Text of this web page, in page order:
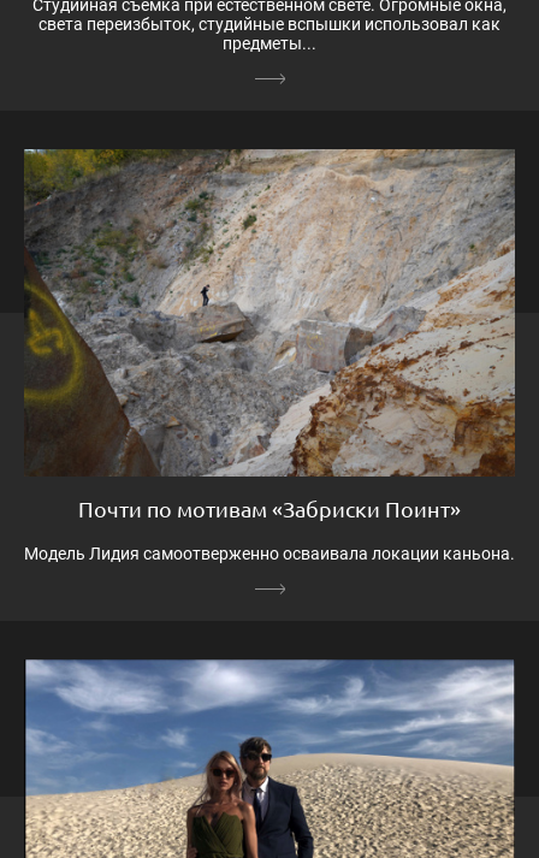
Студийная съемка при естественном свете. Огромные окна,
света переизбыток, студийные вспышки использовал как
предметы...
Почти по мотивам «Забриски Поинт»
Модель Лидия самоотверженно осваивала локации каньона.